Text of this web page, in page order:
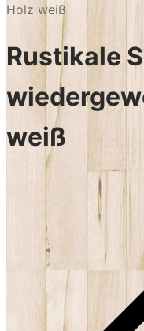
Holz weiß
Rustikale
weiß